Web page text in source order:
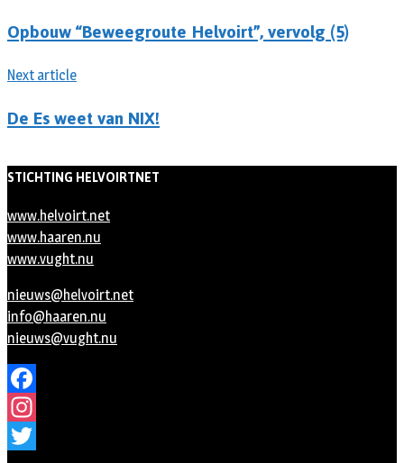
Opbouw “Beweegroute Helvoirt”, vervolg (5)
Next article
De Es weet van NIX!
STICHTING HELVOIRTNET
www.helvoirt.net
www.haaren.nu
www.vught.nu
nieuws@helvoirt.net
info@haaren.nu
nieuws@vught.nu
Facebook
Instagram